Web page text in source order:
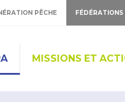
PÊCHE
MISSIONS ET